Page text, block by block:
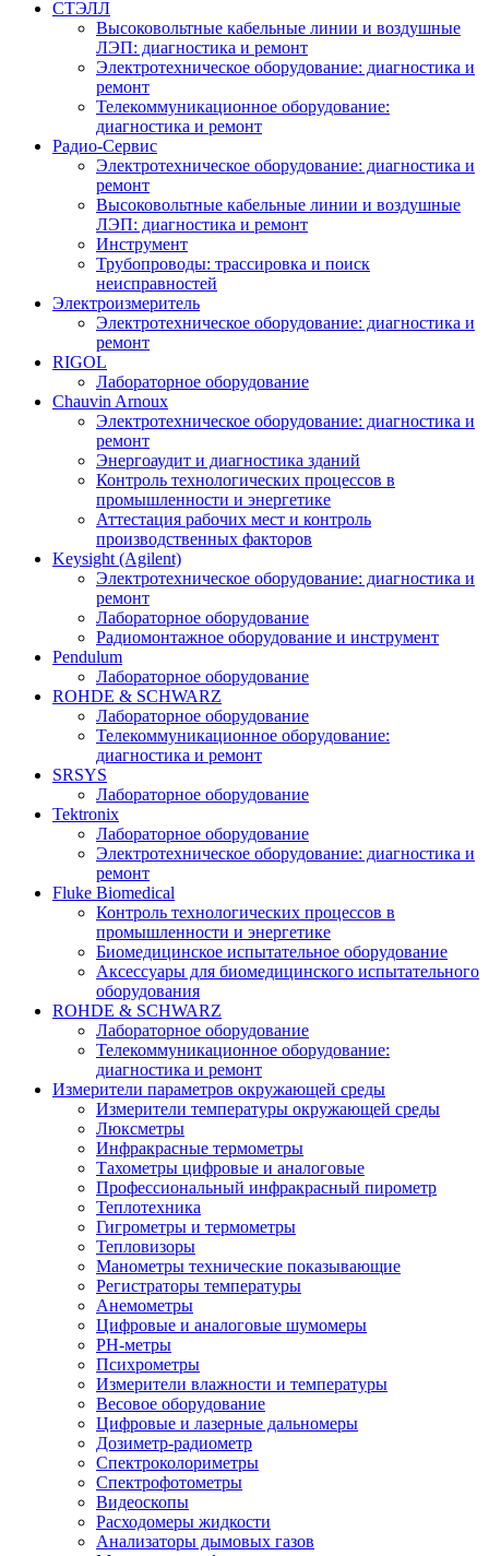
СТЭЛЛ
Высоковольтные кабельные линии и воздушные
ЛЭП: диагностика и ремонт
Электротехническое оборудование: диагностика и
ремонт
Телекоммуникационное оборудование:
диагностика и ремонт
Радио-Cервис
Электротехническое оборудование: диагностика и
ремонт
Высоковольтные кабельные линии и воздушные
ЛЭП: диагностика и ремонт
Инструмент
Трубопроводы: трассировка и поиск
неисправностей
Электроизмеритель
Электротехническое оборудование: диагностика и
ремонт
RIGOL
Лабораторное оборудование
Chauvin Arnoux
Электротехническое оборудование: диагностика и
ремонт
Энергоаудит и диагностика зданий
Контроль технологических процессов в
промышленности и энергетике
Аттестация рабочих мест и контроль
производственных факторов
Keysight (Agilent)
Электротехническое оборудование: диагностика и
ремонт
Лабораторное оборудование
Радиомонтажное оборудование и инструмент
Pendulum
Лабораторное оборудование
ROHDE & SCHWARZ
Лабораторное оборудование
Телекоммуникационное оборудование:
диагностика и ремонт
SRSYS
Лабораторное оборудование
Tektronix
Лабораторное оборудование
Электротехническое оборудование: диагностика и
ремонт
Fluke Biomedical
Контроль технологических процессов в
промышленности и энергетике
Биомедицинское испытательное оборудование
Аксессуары для биомедицинского испытательного
оборудования
ROHDE & SCHWARZ
Лабораторное оборудование
Телекоммуникационное оборудование:
диагностика и ремонт
Измерители параметров окружающей среды
Измерители температуры окружающей среды
Люксметры
Инфракрасные термометры
Тахометры цифровые и аналоговые
Профессиональный инфракрасный пирометр
Теплотехника
Гигрометры и термометры
Тепловизоры
Манометры технические показывающие
Регистраторы температуры
Анемометры
Цифровые и аналоговые шумомеры
PH-метры
Психрометры
Измерители влажности и температуры
Весовое оборудование
Цифровые и лазерные дальномеры
Дозиметр-радиометр
Спектроколориметры
Спектрофотометры
Видеоскопы
Расходомеры жидкости
Анализаторы дымовых газов